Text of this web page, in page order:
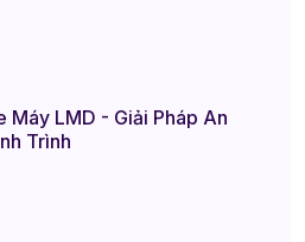
Máy LMD - Giải Pháp An
Trình